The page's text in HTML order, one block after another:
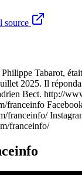
source
Tabarot,
2025. Il
Bect. http://
franceinfo
franceinfo/
franceinfo/